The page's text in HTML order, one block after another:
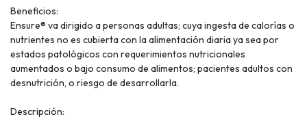
Beneficios:
Ensure® va dirigido a personas adultas; cuya ingesta de calorías o
nutrientes no es cubierta con la alimentación diaria ya sea por
estados patológicos con requerimientos nutricionales
aumentados o bajo consumo de alimentos; pacientes adultos con
desnutrición, o riesgo de desarrollarla.
Descripción: